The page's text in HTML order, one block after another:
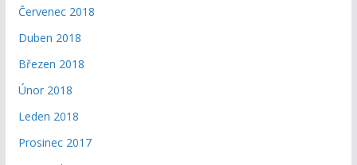
Červenec 2018
Duben 2018
Březen 2018
Únor 2018
Leden 2018
Prosinec 2017